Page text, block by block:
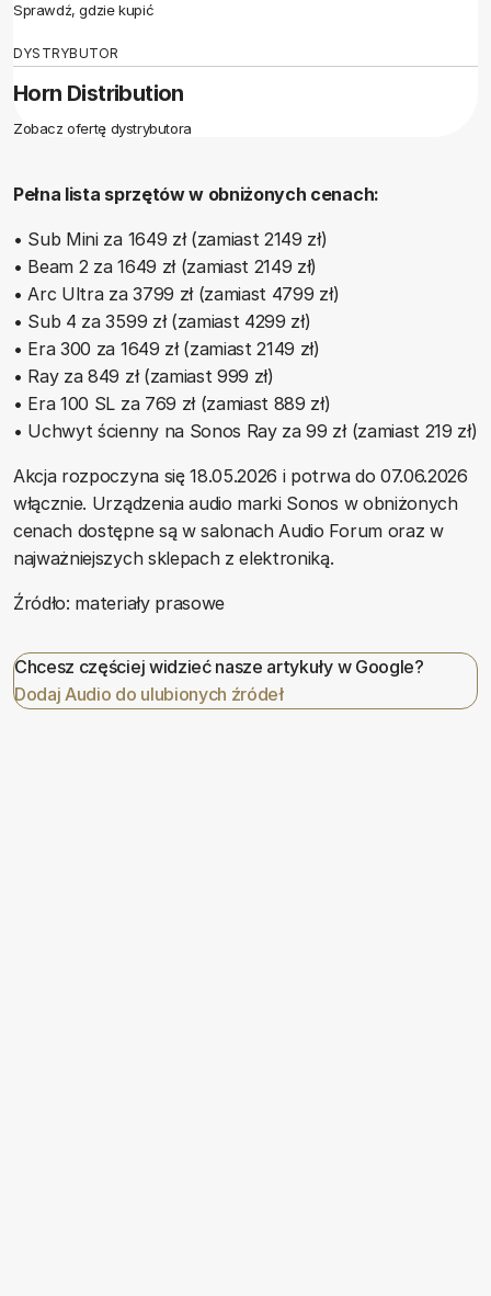
Sprawdź, gdzie kupić
DYSTRYBUTOR
Horn Distribution
Zobacz ofertę dystrybutora
Pełna lista sprzętów w obniżonych cenach:
• Sub Mini za 1649 zł (zamiast 2149 zł)
• Beam 2 za 1649 zł (zamiast 2149 zł)
• Arc Ultra za 3799 zł (zamiast 4799 zł)
• Sub 4 za 3599 zł (zamiast 4299 zł)
• Era 300 za 1649 zł (zamiast 2149 zł)
• Ray za 849 zł (zamiast 999 zł)
• Era 100 SL za 769 zł (zamiast 889 zł)
• Uchwyt ścienny na Sonos Ray za 99 zł (zamiast 219 zł)
Akcja rozpoczyna się 18.05.2026 i potrwa do 07.06.2026
włącznie. Urządzenia audio marki Sonos w obniżonych
cenach dostępne są w salonach Audio Forum oraz w
najważniejszych sklepach z elektroniką.
Źródło: materiały prasowe
Chcesz częściej widzieć nasze artykuły w Google?
Dodaj Audio do ulubionych źródeł